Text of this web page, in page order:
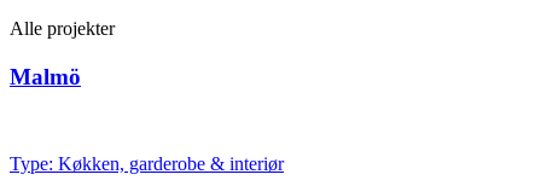
Alle projekter
Malmö
Type: Køkken, garderobe & interiør